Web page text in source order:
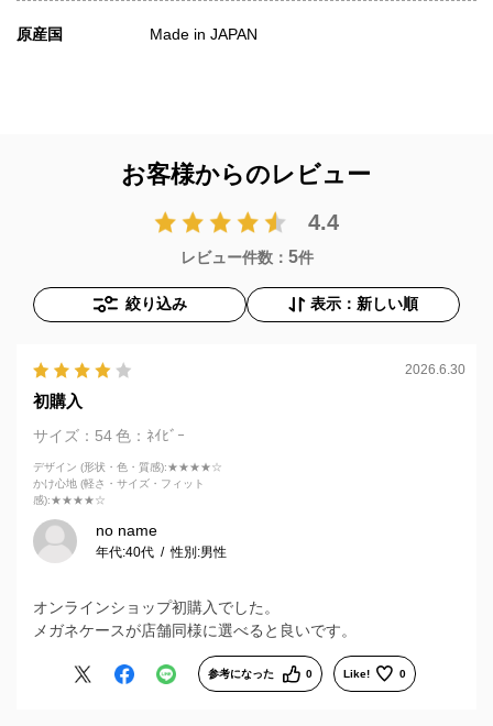
原産国 Made in JAPAN
お客様からのレビュー
4.4
レビュー件数： 5件
絞り込み 表示：新しい順
2026.6.30
初購入
サイズ：54色：ﾈｲﾋﾞｰ
デザイン (形状・色・質感):★★★★☆
かけ心地 (軽さ・サイズ・フィット
感):★★★★☆
no name
年代:40代 性別:男性
オンラインショップ初購入でした。
メガネケースが店舗同様に選べると良いです。
参考になった 0 Like! 0